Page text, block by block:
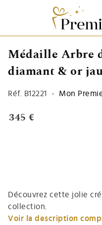
Médaille Arbre
diamant & or
Réf. B12221 - Mon
345 €
Découvrez cette jolie
collection.
Voir la description